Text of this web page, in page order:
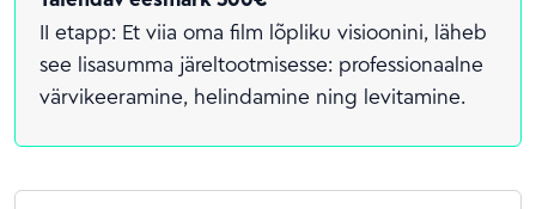
II etapp: Et viia oma film lõpliku visioonini, läheb
see lisasumma järeltootmisesse: professionaalne
värvikeeramine, helindamine ning levitamine.